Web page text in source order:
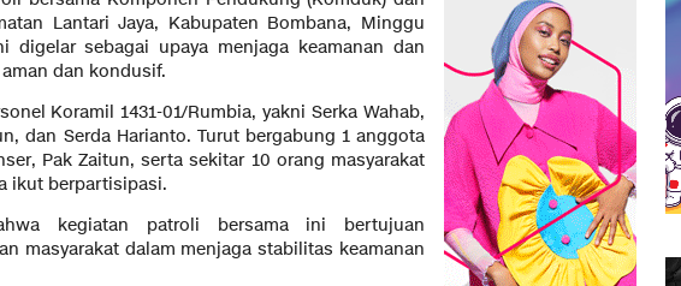
Lantari Jaya, Kabupaten Bombana, Minggu
digelar sebagai upaya menjaga keamanan dan
dan kondusif.
Koramil 1431-01/Rumbia, yakni Serka Wahab,
dan Serda Harianto. Turut bergabung 1 anggota
Pak Zaitun, serta sekitar 10 orang masyarakat
ikut berpartisipasi.
kegiatan patroli bersama ini bertujuan
masyarakat dalam menjaga stabilitas keamanan